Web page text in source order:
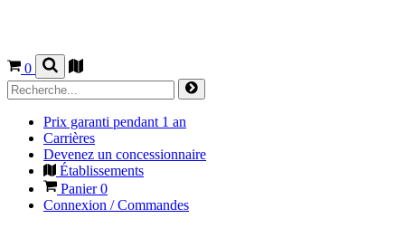
0
Prix garanti pendant 1 an
Carrières
Devenez un concessionnaire
Établissements
Panier0
Connexion / Commandes